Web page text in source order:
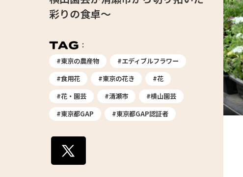
彩りの食卓～
#東京の農産物
#エディブルフラワー
#食用花
#東京の花き
#花
#花・園芸
#清瀬市
#横山園芸
#東京都GAP
#東京都GAP認証者